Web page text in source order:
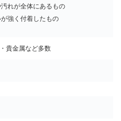
れが全体にあるもの
強く付着したもの
貴金属など多数